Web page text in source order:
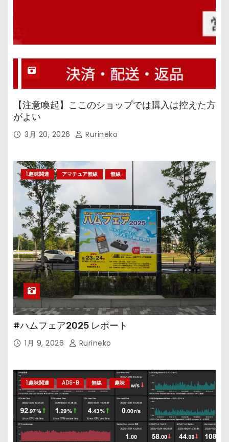
【注意喚起】ここのショップでは購入は控えた方
がよい
3月 20, 2026 Rurineko
1.趣味関連 アマチュア無線 無線
#ハムフェア2025 レポート
1月 9, 2026 Rurineko
1.趣味関連 ADS-B 無線 趣味